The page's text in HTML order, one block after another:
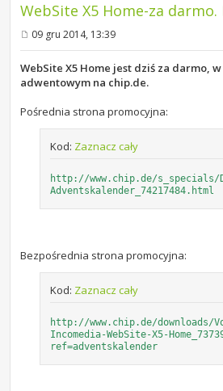
WebSite X5 Home-za darmo.
o
s
t
09 gru 2014, 13:39
WebSite X5 Home jest dziś za darmo,
adwentowym na chip.de.
Pośrednia strona promocyjna:
Kod: Zaznacz cały
http://www.chip.de/s_specials/
Adventskalender_74217484.html
Bezpośrednia strona promocyjna:
Kod: Zaznacz cały
http://www.chip.de/downloads/
Incomedia-WebSite-X5-
ref=adventskalender